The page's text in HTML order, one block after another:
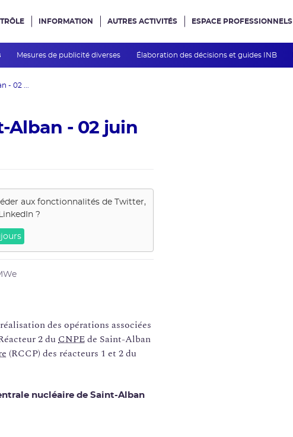
Mesures de publicité diverses Élaboration des décisions et guides INB
INFORMATION AUTRES ACTIVITÉS ESPACE PROFESSIONNELS
- 02 ...
Alban - 02 juin
aux fonctionnalités de
Twitter,
?
des opérations associées
2 duCNPEde Saint-Alban
(RCCP) des réacteurs 1 et 2 du
nucléaire de Saint-Alban